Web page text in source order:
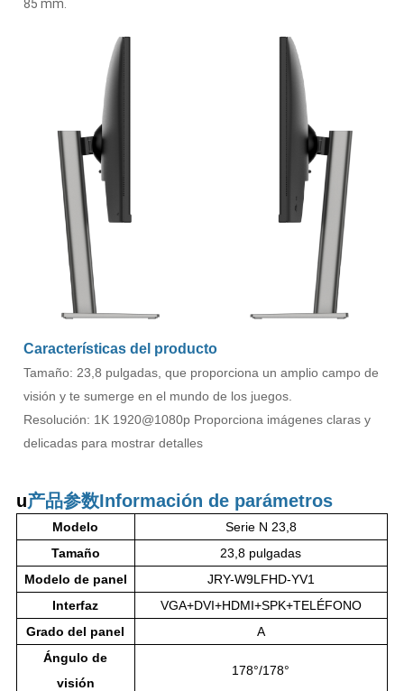
85 mm.
Características del producto
Tamaño: 23,8 pulgadas, que proporciona un amplio campo de
visión y te sumerge en el mundo de los juegos.
Resolución: 1K 1920@1080p Proporciona imágenes claras y
delicadas para mostrar detalles
u产品参数Información de parámetros
Modelo
Serie N 23,8
Tamaño
23,8 pulgadas
Modelo de panel
JRY-W9LFHD-YV1
Interfaz
VGA+DVI+HDMI+SPK+TELÉFONO
Grado del panel
A
Ángulo de
visión
178°/178°